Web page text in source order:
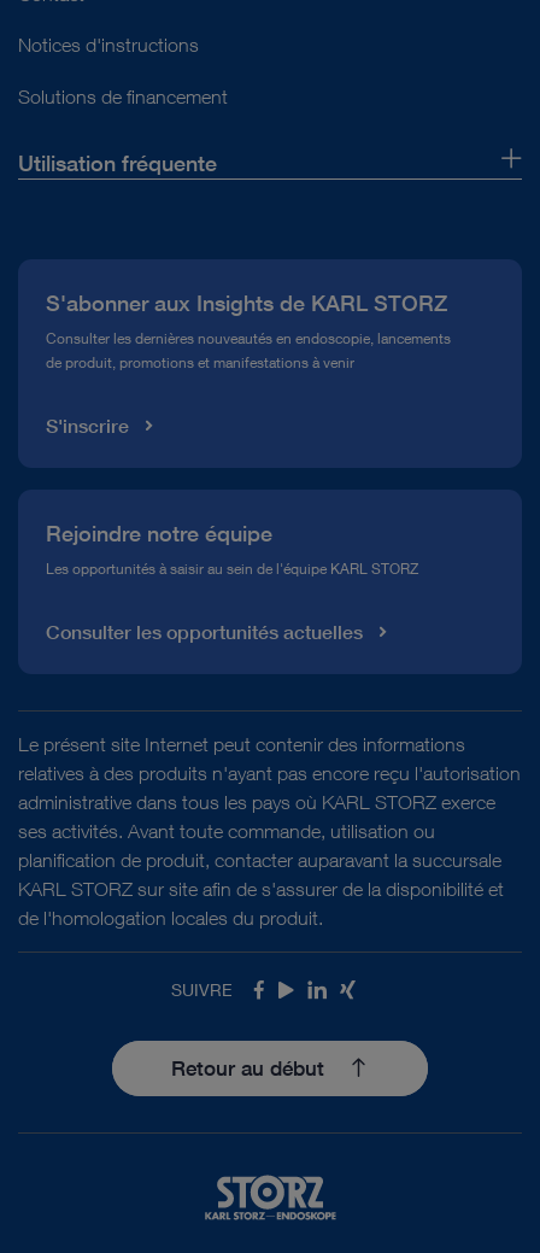
Notices d'instructions
Solutions de financement
Utilisation fréquente
Service télé-assistance Conformité
Médiathèque
S'abonner aux Insights de KARL STORZ
Consulter les dernières nouveautés en endoscopie, lancements
de produit, promotions et manifestations à venir
S'inscrire
Rejoindre notre équipe
Les opportunités à saisir au sein de l'équipe KARL STORZ
Consulter les opportunités actuelles
Le présent site Internet peut contenir des informations
relatives à des produits n'ayant pas encore reçu l'autorisation
administrative dans tous les pays où KARL STORZ exerce
ses activités. Avant toute commande, utilisation ou
planification de produit, contacter auparavant la succursale
KARL STORZ sur site afin de s'assurer de la disponibilité et
de l'homologation locales du produit.
SUIVRE Facebook
Youtube
LinkedIn
Xing
Retour au début